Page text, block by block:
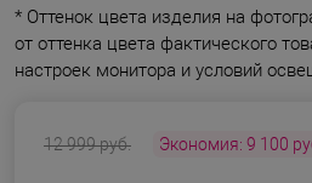
* Оттенок цвета изделия на
от оттенка цвета фактического
настроек монитора и условий
12 999 руб. Экономия: 9 100